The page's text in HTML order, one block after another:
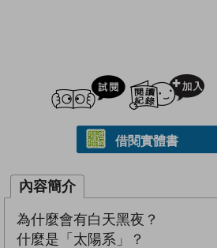
試閲
借閱實體書
內容簡介
為什麼會有白天黑夜？
什麼是「太陽系」？